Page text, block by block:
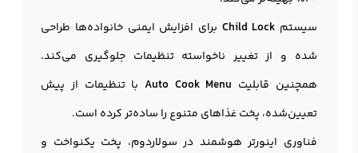
سیستم Child Lock برای افزایش ایمنی خانواده‌ها طراحی
شده و از تغییر ناخواسته تنظیمات جلوگیری می‌کند.
همچنین قابلیت Auto Cook Menu با تنظیمات از پیش
تعیین‌شده، پخت غذاهای متنوع را ساده‌تر کرده است.
فناوری اینورتر هوشمند در سولاردوم، پخت یکنواخت و